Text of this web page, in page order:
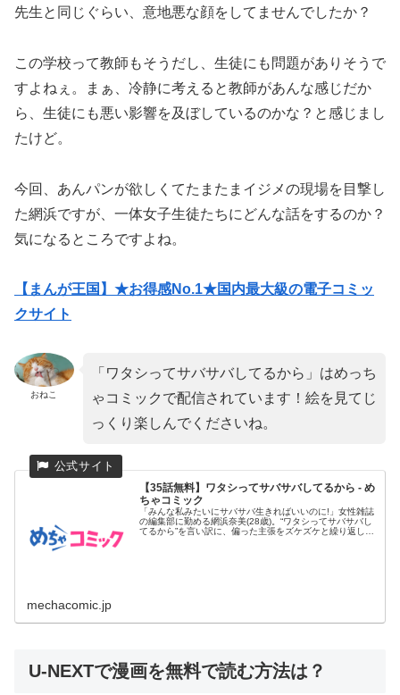
先生と同じぐらい、意地悪な顔をしてませんでしたか？
この学校って教師もそうだし、生徒にも問題がありそうで
すよねぇ。まぁ、冷静に考えると教師があんな感じだか
ら、生徒にも悪い影響を及ぼしているのかな？と感じまし
たけど。
今回、あんパンが欲しくてたまたまイジメの現場を目撃し
た網浜ですが、一体女子生徒たちにどんな話をするのか？
気になるところですよね。
【まんが王国】★お得感No.1★国内最大級の電子コミッ
クサイト
おねこ
「ワタシってサバサバしてるから」はめっち
ゃコミックで配信されています！絵を見てじ
っくり楽しんでくださいね。
【35話無料】ワタシってサバサバしてるから - め
ちゃコミック
「みんな私みたいにサバサバ生きればいいのに!」女性雑誌
の編集部に勤める網浜奈美(28歳)。“ワタシってサバサバし
てるから”を言い訳に、偏った主張をズケズケと繰り返し、
mechacomic.jp
U-NEXTで漫画を無料で読む方法は？